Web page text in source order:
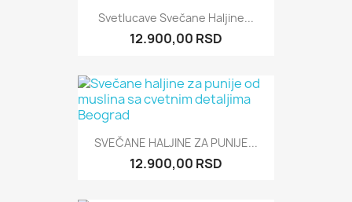
Svetlucave Svečane Haljine...
12.900,00 RSD
SVEČANE HALJINE ZA PUNIJE...
12.900,00 RSD